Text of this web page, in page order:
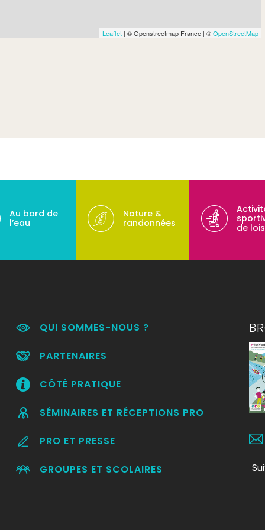
Leaflet | © Openstreetmap France | ©OpenStreetMap
Au bord de
l’eau
Nature &
randonnées
de
QUI SOMMES-NOUS ?
PARTENAIRES
CÔTÉ PRATIQUE
SÉMINAIRES ET RÉCEPTIONS PRO
PRO ET PRESSE
GROUPES ET SCOLAIRES